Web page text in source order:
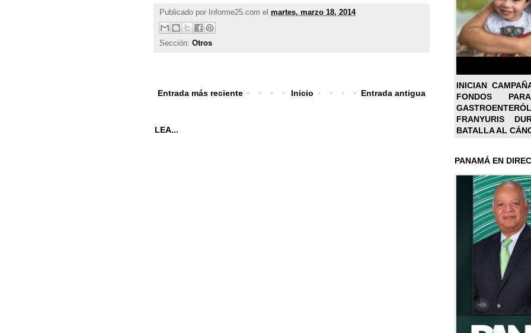
Publicado por Informe25.com el martes, marzo 18, 2014
Sección: Otros
Entrada más reciente Entrada antigua
Inicio
LEA...
INICIAN
FONDOS
FRANYURIS
BATALLA AL
PANAMÁ EN